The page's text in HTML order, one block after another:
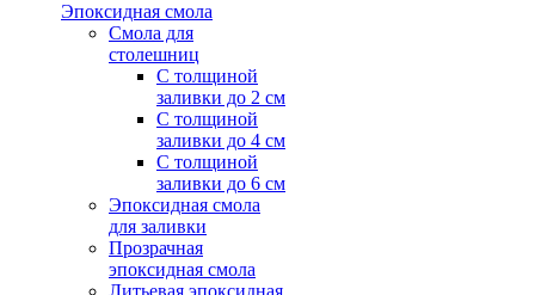
Эпоксидная смола
Смола для
столешниц
С толщиной
заливки до 2 см
С толщиной
заливки до 4 см
С толщиной
заливки до 6 см
Эпоксидная смола
для заливки
Прозрачная
эпоксидная смола
Литьевая эпоксидная